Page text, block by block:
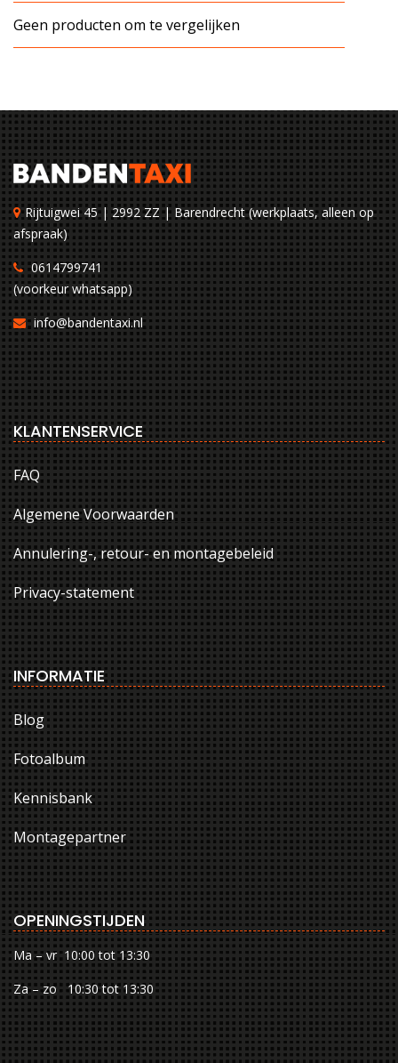
Geen producten om te vergelijken
Rijtuigwei 45 | 2992 ZZ | Barendrecht (werkplaats, alleen op
afspraak)
0614799741
(voorkeur whatsapp)
info@bandentaxi.nl
KLANTENSERVICE
FAQ
Algemene Voorwaarden
Annulering-, retour- en montagebeleid
Privacy-statement
INFORMATIE
Blog
Fotoalbum
Kennisbank
Montagepartner
OPENINGSTIJDEN
Ma – vr 10:00 tot 13:30
Za – zo 10:30 tot 13:30